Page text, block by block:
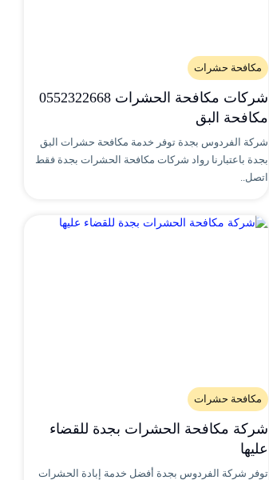
مكافحة حشرات
شركات مكافحة الحشرات 0552322668
مكافحة البق
شركة الفردوس بجدة توفر خدمة مكافحة حشرات البق
بجدة باعتبارنا رواد شركات مكافحة الحشرات بجدة فقط
اتصل..
مكافحة حشرات
شركة مكافحة الحشرات بجدة للقضاء
عليها
توفر شركة الفردوس بجدة أفضل خدمة إبادة الحشرات